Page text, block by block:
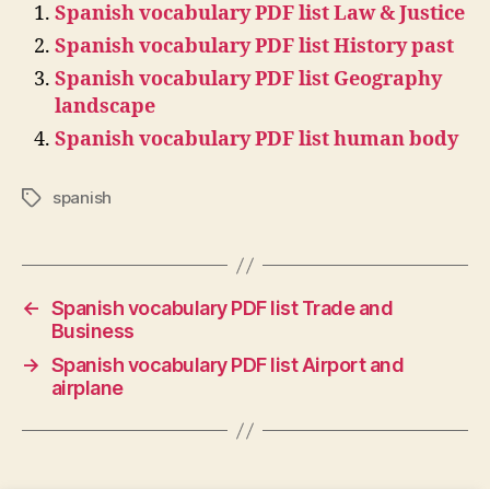
Spanish vocabulary PDF list Law & Justice
Spanish vocabulary PDF list History past
Spanish vocabulary PDF list Geography
landscape
Spanish vocabulary PDF list human body
Tagsspanish
← Spanish vocabulary PDF list Trade and
Business
→ Spanish vocabulary PDF list Airport and
airplane